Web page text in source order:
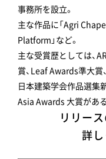
事務所を設立。
主な作品に「Agri
Platform」など。
主な受賞歴としては、
賞、Leaf Awards準大賞、
日本建築学会作品選集
Asia Awards 大賞がある
リリー
詳